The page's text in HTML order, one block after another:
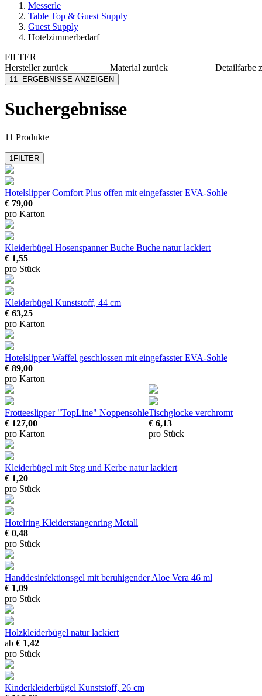
Messerle
Table Top & Guest Supply
Guest Supply
Hotelzimmerbedarf
FILTER
Herstellerzurück
Coronet
MESSERLE
Material zurück
Metall
Detailfarbe
11 ERGEBNISSE ANZEIGEN
Suchergebnisse
11 Produkte
1FILTER
Hotelslipper Comfort Plus offen mit eingefasster EVA-Sohle
€ 79,00
pro Karton
Kleiderbügel Hosenspanner Buche Buche natur lackiert
€ 1,55
pro Stück
Kleiderbügel Kunststoff, 44 cm
€ 63,25
pro Karton
Hotelslipper Waffel geschlossen mit eingefasster EVA-Sohle
€ 89,00
pro Karton
Frotteeslipper "TopLine" Noppensohle
€ 127,00
pro Karton
Tischglocke verchromt
€ 6,13
pro Stück
Kleiderbügel mit Steg und Kerbe natur lackiert
€ 1,20
pro Stück
Hotelring Kleiderstangenring Metall
€ 0,48
pro Stück
Handdesinfektionsgel mit beruhigender Aloe Vera 46 ml
€ 1,09
pro Stück
Holzkleiderbügel natur lackiert
ab € 1,42
pro Stück
Kinderkleiderbügel Kunststoff, 26 cm